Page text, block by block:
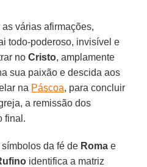
várias afirmações,
todo-poderoso, invisível e
noCristo, amplamente
sua paixão e descida aos
na Páscoa, para concluir
a remissão dos
final.
da fé de Roma e
identifica a matriz